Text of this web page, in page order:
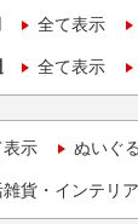
全て表示
全て表示
表示 ぬいぐ
貨・インテリ